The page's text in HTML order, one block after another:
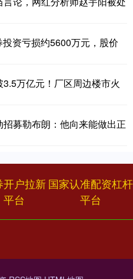
资亏损约5600万元，股价
万亿元！厂区周边楼市火
募勒布朗：他向来能做出正
开户拉新
平台
国家认准配资杠杆
平台